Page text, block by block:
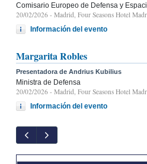
Comisario Europeo de Defensa y
20/02/2026 - Madrid, Four Seasons Hotel
Información del evento
Margarita Robles
Presentadora de Andrius Kubilius
Ministra de Defensa
20/02/2026 - Madrid, Four Seasons Hotel
Información del evento